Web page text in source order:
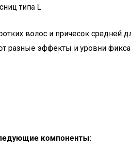
типа L
волос и причесок
разные эффекты и уровни
компоненты: